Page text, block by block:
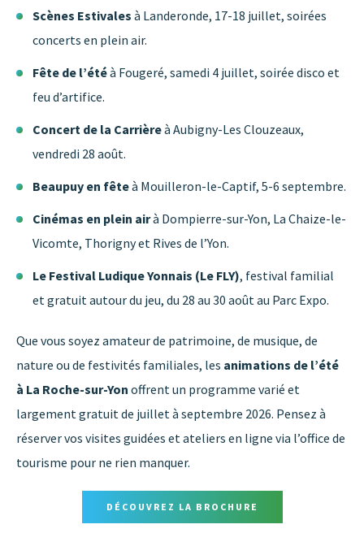
Scènes Estivales à Landeronde, 17-18 juillet, soirées
concerts en plein air.
Fête de l’étéà Fougeré, samedi 4 juillet, soirée disco et
feu d’artifice.
Concert de la Carrièreà Aubigny-Les Clouzeaux,
vendredi 28 août.
Beaupuy en fêteà Mouilleron-le-Captif, 5-6 septembre.
Cinémas en plein airà Dompierre-sur-Yon, La Chaize-le-
Vicomte, Thorigny et Rives de l’Yon.
Le Festival Ludique Yonnais (Le FLY), festival familial
et gratuit autour du jeu, du 28 au 30 août au Parc Expo.
Que vous soyez amateur de patrimoine, de musique, de
nature ou de festivités familiales, les animations de l’été
à La Roche-sur-Yon offrent un programme varié et
largement gratuit de juillet à septembre 2026. Pensez à
réserver vos visites guidées et ateliers en ligne via l’office de
tourisme pour ne rien manquer.
DÉCOUVREZ LA BROCHURE